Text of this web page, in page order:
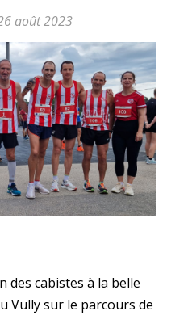
août 2023
des cabistes à la belle
Vully sur le parcours de